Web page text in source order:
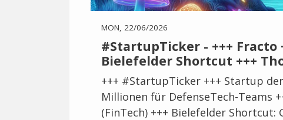
MON, 22/06/2026
#StartupTicker - +++ Fracto
Bielefelder Shortcut +++
+++ #StartupTicker +++ Startup
Millionen für DefenseTech-Teams
(FinTech) +++ Bielefelder Shortcut: